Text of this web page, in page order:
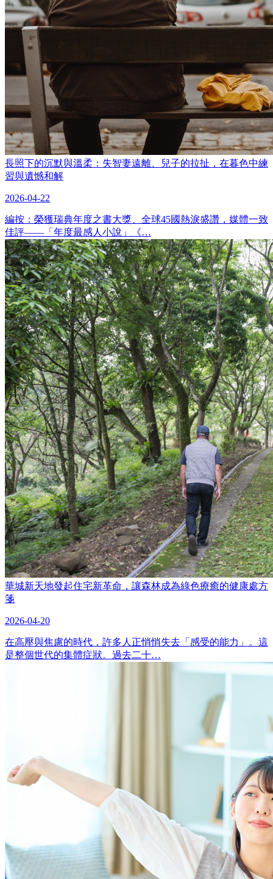
長照下的沉默與溫柔：失智妻遠離、兒子的拉扯，在暮色中練
習與遺憾和解
2026-04-22
編按：榮獲瑞典年度之書大獎、全球45國熱淚盛讚，媒體一致
佳評——「年度最感人小說」《…
華城新天地發起住宅新革命，讓森林成為綠色療癒的健康處方
箋
2026-04-20
在高壓與焦慮的時代，許多人正悄悄失去「感受的能力」。這
是整個世代的集體症狀。過去二十…